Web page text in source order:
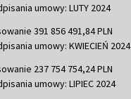
umowy: LUTY 2024
391 856 491,84 PLN
umowy: KWIECIEŃ 2024
237 754 754,24 PLN
umowy: LIPIEC 2024